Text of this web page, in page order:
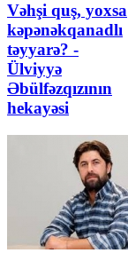
Vəhşi quş, yoxsa
kəpənəkqanadlı
təyyarə? -
Ülviyyə
Əbülfəzqızının
hekayəsi